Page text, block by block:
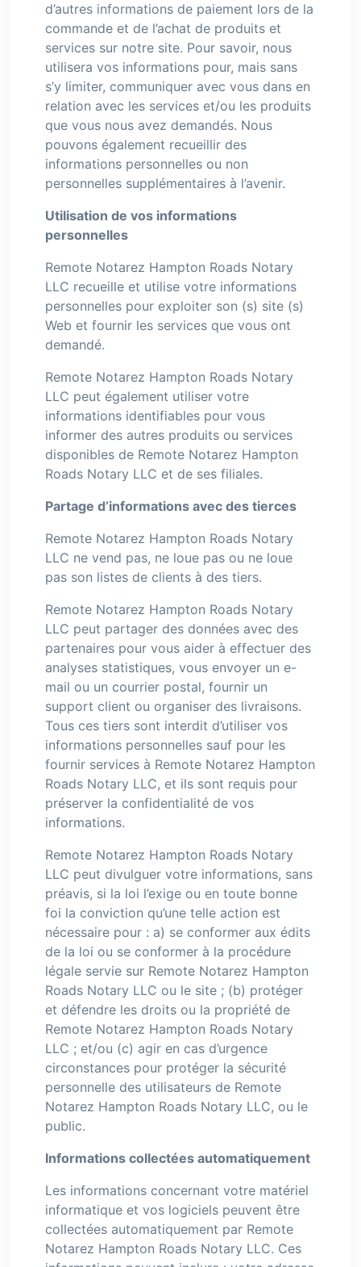
d’autres informations de paiement lors de la
commande et de l’achat de produits et
services sur notre site. Pour savoir, nous
utilisera vos informations pour, mais sans
s’y limiter, communiquer avec vous dans en
relation avec les services et/ou les produits
que vous nous avez demandés. Nous
pouvons également recueillir des
informations personnelles ou non
personnelles supplémentaires à l’avenir.
Utilisation de vos informations
personnelles
Remote Notarez Hampton Roads Notary
LLC recueille et utilise votre informations
personnelles pour exploiter son (s) site (s)
Web et fournir les services que vous ont
demandé.
Remote Notarez Hampton Roads Notary
LLC peut également utiliser votre
informations identifiables pour vous
informer des autres produits ou services
disponibles de Remote Notarez Hampton
Roads Notary LLC et de ses filiales.
Partage d’informations avec des tierces
Remote Notarez Hampton Roads Notary
LLC ne vend pas, ne loue pas ou ne loue
pas son listes de clients à des tiers.
Remote Notarez Hampton Roads Notary
LLC peut partager des données avec des
partenaires pour vous aider à effectuer des
analyses statistiques, vous envoyer un e-
mail ou un courrier postal, fournir un
support client ou organiser des livraisons.
Tous ces tiers sont interdit d’utiliser vos
informations personnelles sauf pour les
fournir services à Remote Notarez Hampton
Roads Notary LLC, et ils sont requis pour
préserver la confidentialité de vos
informations.
Remote Notarez Hampton Roads Notary
LLC peut divulguer votre informations, sans
préavis, si la loi l’exige ou en toute bonne
foi la conviction qu’une telle action est
nécessaire pour : a) se conformer aux édits
de la loi ou se conformer à la procédure
légale servie sur Remote Notarez Hampton
Roads Notary LLC ou le site ; (b) protéger
et défendre les droits ou la propriété de
Remote Notarez Hampton Roads Notary
LLC ; et/ou (c) agir en cas d’urgence
circonstances pour protéger la sécurité
personnelle des utilisateurs de Remote
Notarez Hampton Roads Notary LLC, ou le
public.
Informations collectées automatiquement
Les informations concernant votre matériel
informatique et vos logiciels peuvent être
collectées automatiquement par Remote
Notarez Hampton Roads Notary LLC. Ces